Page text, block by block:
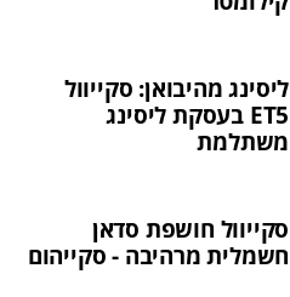
ליסינג מהיבואן: סקייוול
ET5 בעסקת ליסינג
משתלמת
סקייוול חושפת סדאן
חשמלית מרהיבה - סקייהום